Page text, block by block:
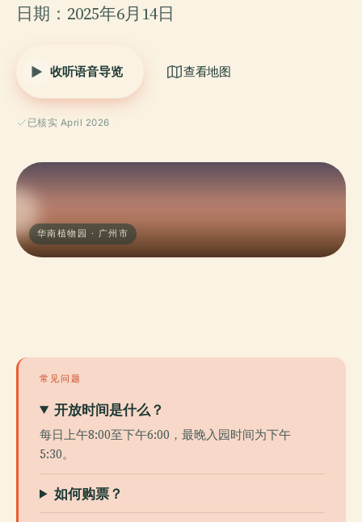
日期：2025年6月14日
收听语音导览 查看地图
已核实 April 2026
华南植物园 · 广州市
常见问题
开放时间是什么？
每日上午8:00至下午6:00，最晚入园时间为下午
5:30。
如何购票？